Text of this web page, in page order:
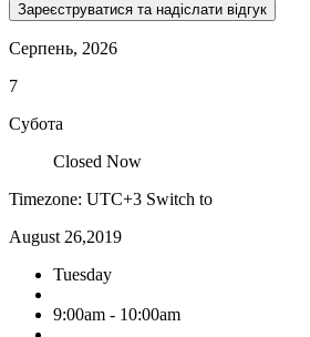
Серпень, 2026
7
Субота
Closed Now
Timezone: UTC+3 Switch to
August 26,2019
Tuesday
9:00am - 10:00am